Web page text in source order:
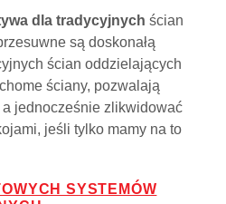
dla tradycyjnych ścian
są doskonałą
ścian oddzielających
ściany, pozwalają
jednocześnie zlikwidować
jeśli tylko mamy na to
SYSTEMÓW